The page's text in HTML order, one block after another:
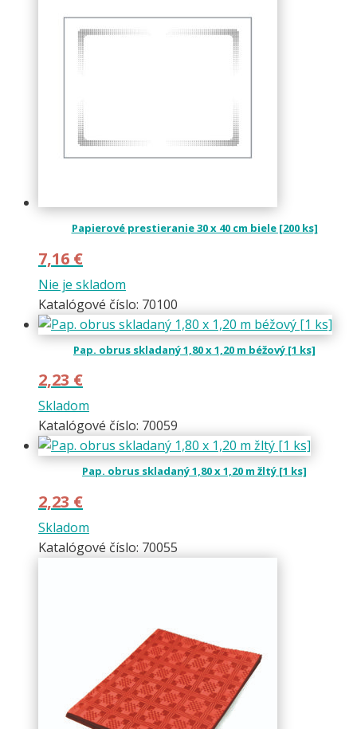
Papierové prestieranie 30 x 40 cm biele [200 ks]
7,16 €
Nie je skladom
Katalógové číslo: 70100
Pap. obrus skladaný 1,80 x 1,20 m béžový [1 ks]
2,23 €
Skladom
Katalógové číslo: 70059
Pap. obrus skladaný 1,80 x 1,20 m žltý [1 ks]
2,23 €
Skladom
Katalógové číslo: 70055